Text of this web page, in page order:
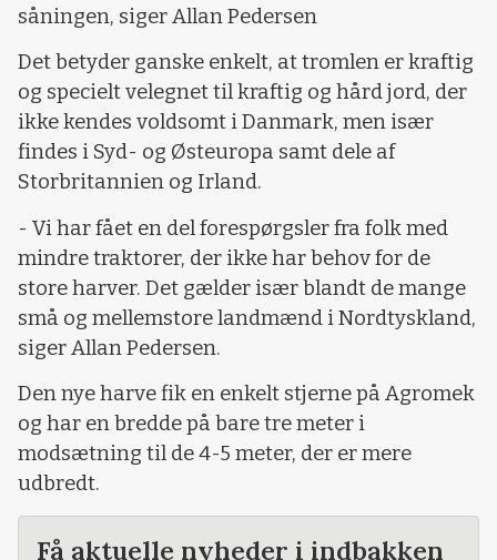
såningen, siger Allan Pedersen
Det betyder ganske enkelt, at tromlen er kraftig
og specielt velegnet til kraftig og hård jord, der
ikke kendes voldsomt i Danmark, men især
findes i Syd- og Østeuropa samt dele af
Storbritannien og Irland.
- Vi har fået en del forespørgsler fra folk med
mindre traktorer, der ikke har behov for de
store harver. Det gælder især blandt de mange
små og mellemstore landmænd i Nordtyskland,
siger Allan Pedersen.
Den nye harve fik en enkelt stjerne på Agromek
og har en bredde på bare tre meter i
modsætning til de 4-5 meter, der er mere
udbredt.
Få aktuelle nyheder i indbakken